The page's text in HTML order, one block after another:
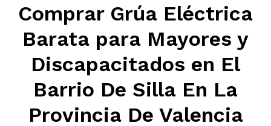
Comprar Grúa Eléctrica
Barata para Mayores y
Discapacitados en El
Barrio De Silla En La
Provincia De Valencia